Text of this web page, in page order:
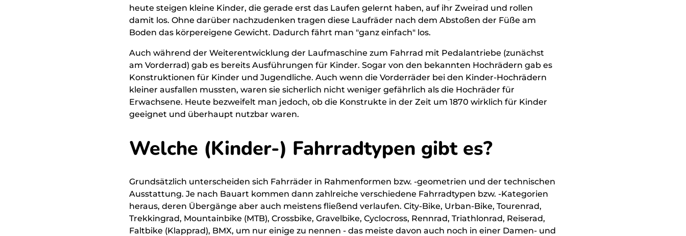
heute steigen kleine Kinder, die gerade erst das Laufen gelernt haben, auf ihr Zweirad und rollen
damit los. Ohne darüber nachzudenken tragen diese Laufräder nach dem Abstoßen der Füße am
Boden das körpereigene Gewicht. Dadurch fährt man "ganz einfach" los.
Auch während der Weiterentwicklung der Laufmaschine zum Fahrrad mit Pedalantriebe (zunächst
am Vorderrad) gab es bereits Ausführungen für Kinder. Sogar von den bekannten Hochrädern gab es
Konstruktionen für Kinder und Jugendliche. Auch wenn die Vorderräder bei den Kinder-Hochrädern
kleiner ausfallen mussten, waren sie sicherlich nicht weniger gefährlich als die Hochräder für
Erwachsene. Heute bezweifelt man jedoch, ob die Konstrukte in der Zeit um 1870 wirklich für Kinder
geeignet und überhaupt nutzbar waren.
Welche (Kinder-) Fahrradtypen gibt es?
Grundsätzlich unterscheiden sich Fahrräder in Rahmenformen bzw. -geometrien und der technischen
Ausstattung. Je nach Bauart kommen dann zahlreiche verschiedene Fahrradtypen bzw. -Kategorien
heraus, deren Übergänge aber auch meistens fließend verlaufen. City-Bike, Urban-Bike, Tourenrad,
Trekkingrad, Mountainbike (MTB), Crossbike, Gravelbike, Cyclocross, Rennrad, Triathlonrad, Reiserad,
Faltbike (Klapprad), BMX, um nur einige zu nennen - das meiste davon auch noch in einer Damen- und